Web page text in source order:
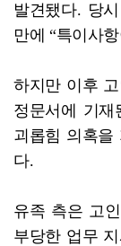
발견됐다. 당
만에 “특이사
하지만 이후
정문서에 기재
괴롭힘 의혹을
다.
유족 측은 고
부당한 업무